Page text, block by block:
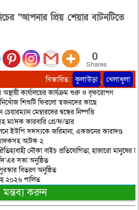
“আপনার প্রিয় শেয়ার বাটনটিতে
0
Shares
বিস্তারিত: কুলাউড়া , খেলাধুলা
অস্থায়ী কার্যালয়ের কার্যক্রম শুরু ও বৃক্ষরোপণ
শিশুটি ফিরলো স্বজনদের কাছে
মেম্বারদের দ্বন্ধের নিষ্পত্তি
মা/দক কারবারি গ্রে/ফ/তার
ইউপি সদস্যকে জরিমানা, একজনের কারাদণ্ড
মাদকসহ আটক ২
নৌকা বাইচ প্রতিযোগিতা, হাজারো মানুষের
সভা অনুষ্ঠিত
বিতরণ অনুষ্ঠিত
২০২৬ পালিত
মন্তব্য করুন